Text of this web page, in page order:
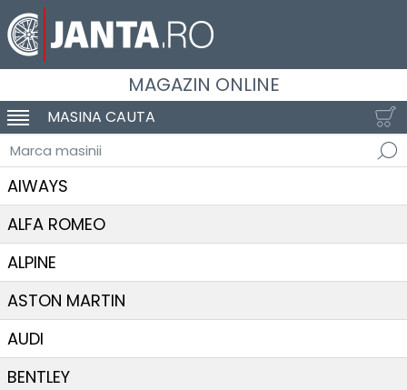
MAGAZIN ONLINE
SCHIMBA NAVIGAREA
MASINA CAUTA
Marca masinii
AIWAYS
ALFA ROMEO
ALPINE
ASTON MARTIN
AUDI
BENTLEY